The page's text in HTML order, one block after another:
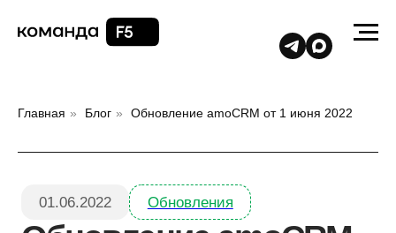
Главная » Блог » Обновление amoCRM от 1 июня 2022
Обновление amoCRM
от 1 июня 2022